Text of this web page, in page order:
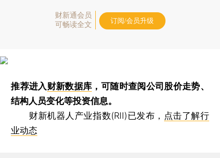
财新通会员
可畅读全文
订阅/会员升级
推荐进入财新数据库 ，可随时查阅公司股价走势、
结构人员变化等投资信息。
财新机器人产业指数(RII)已发布， 点击了解行
业动态